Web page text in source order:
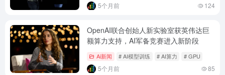
5个月前 124
OpenAI联合创始人新实验室获英伟达巨
额算力支持，AI军备竞赛进入新阶段
Ai新闻 # AI模型训练 # AI算力 # GPU
5个月前 85